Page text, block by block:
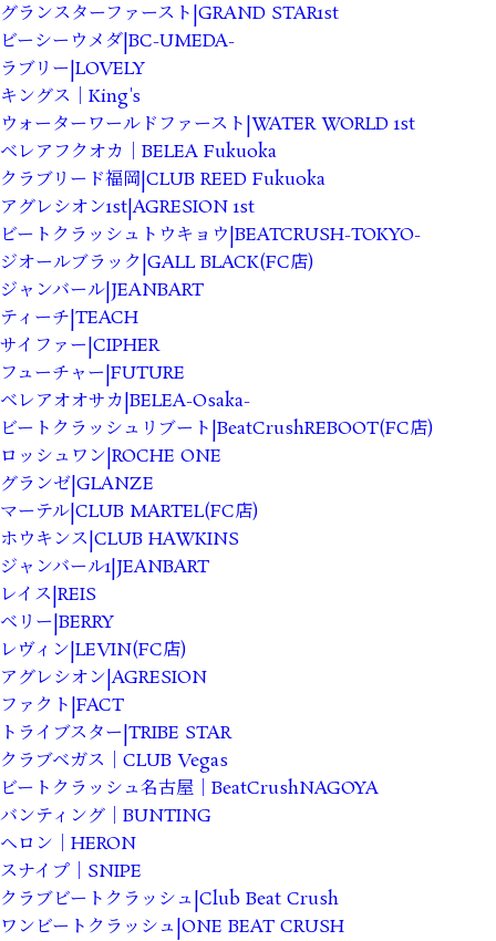
グランスターファースト|GRAND STAR1st
ビーシーウメダ|BC-UMEDA-
ラブリー|LOVELY
キングス｜King's
ウォーターワールドファースト|WATER WORLD 1st
ベレアフクオカ｜BELEA Fukuoka
クラブリード福岡|CLUB REED Fukuoka
アグレシオン1st|AGRESION 1st
ビートクラッシュトウキョウ|BEATCRUSH-TOKYO-
ジオールブラック|GALL BLACK(FC店)
ジャンバール|JEANBART
ティーチ|TEACH
サイファー|CIPHER
フューチャー|FUTURE
ベレアオオサカ|BELEA-Osaka-
ビートクラッシュリブート|BeatCrushREBOOT(FC店)
ロッシュワン|ROCHE ONE
グランゼ|GLANZE
マーテル|CLUB MARTEL(FC店)
ホウキンス|CLUB HAWKINS
ジャンバール1|JEANBART
レイス|REIS
ベリー|BERRY
レヴィン|LEVIN(FC店)
アグレシオン|AGRESION
ファクト|FACT
トライブスター|TRIBE STAR
クラブベガス｜CLUB Vegas
ビートクラッシュ名古屋｜BeatCrushNAGOYA
バンティング｜BUNTING
ヘロン｜HERON
スナイプ｜SNIPE
クラブビートクラッシュ|Club Beat Crush
ワンビートクラッシュ|ONE BEAT CRUSH